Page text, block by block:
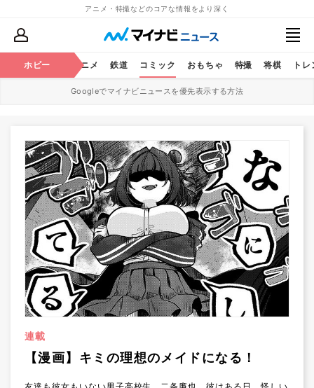
アニメ・特撮などのコアな情報をより深く
ホビー アニメ 鉄道 コミック おもちゃ 特撮 将棋 ト
Googleでマイナビニュースを優先表示する方法
連載
【漫画】キミの理想のメイドになる！